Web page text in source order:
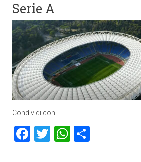
Serie A
Condividi con
Facebook
TwitterWhatsApp